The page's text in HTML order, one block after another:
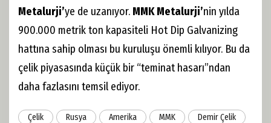
Metalurji’ye de uzanıyor. MMK Metalurji’nin yılda
900.000 metrik ton kapasiteli Hot Dip Galvanizing
hattına sahip olması bu kuruluşu önemli kılıyor. Bu da
çelik piyasasında küçük bir “teminat hasarı”ndan
daha fazlasını temsil ediyor.
Çelik Rusya Amerika MMK Demir Çelik